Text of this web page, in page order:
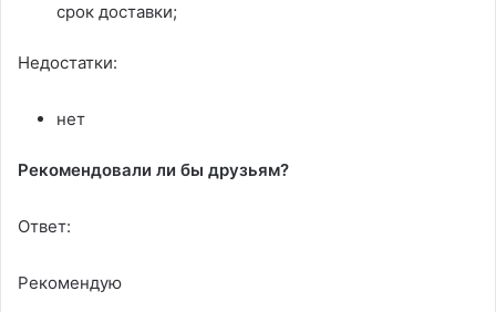
срок доставки;
Недостатки:
нет
Рекомендовали ли бы друзьям?
Ответ:
Рекомендую